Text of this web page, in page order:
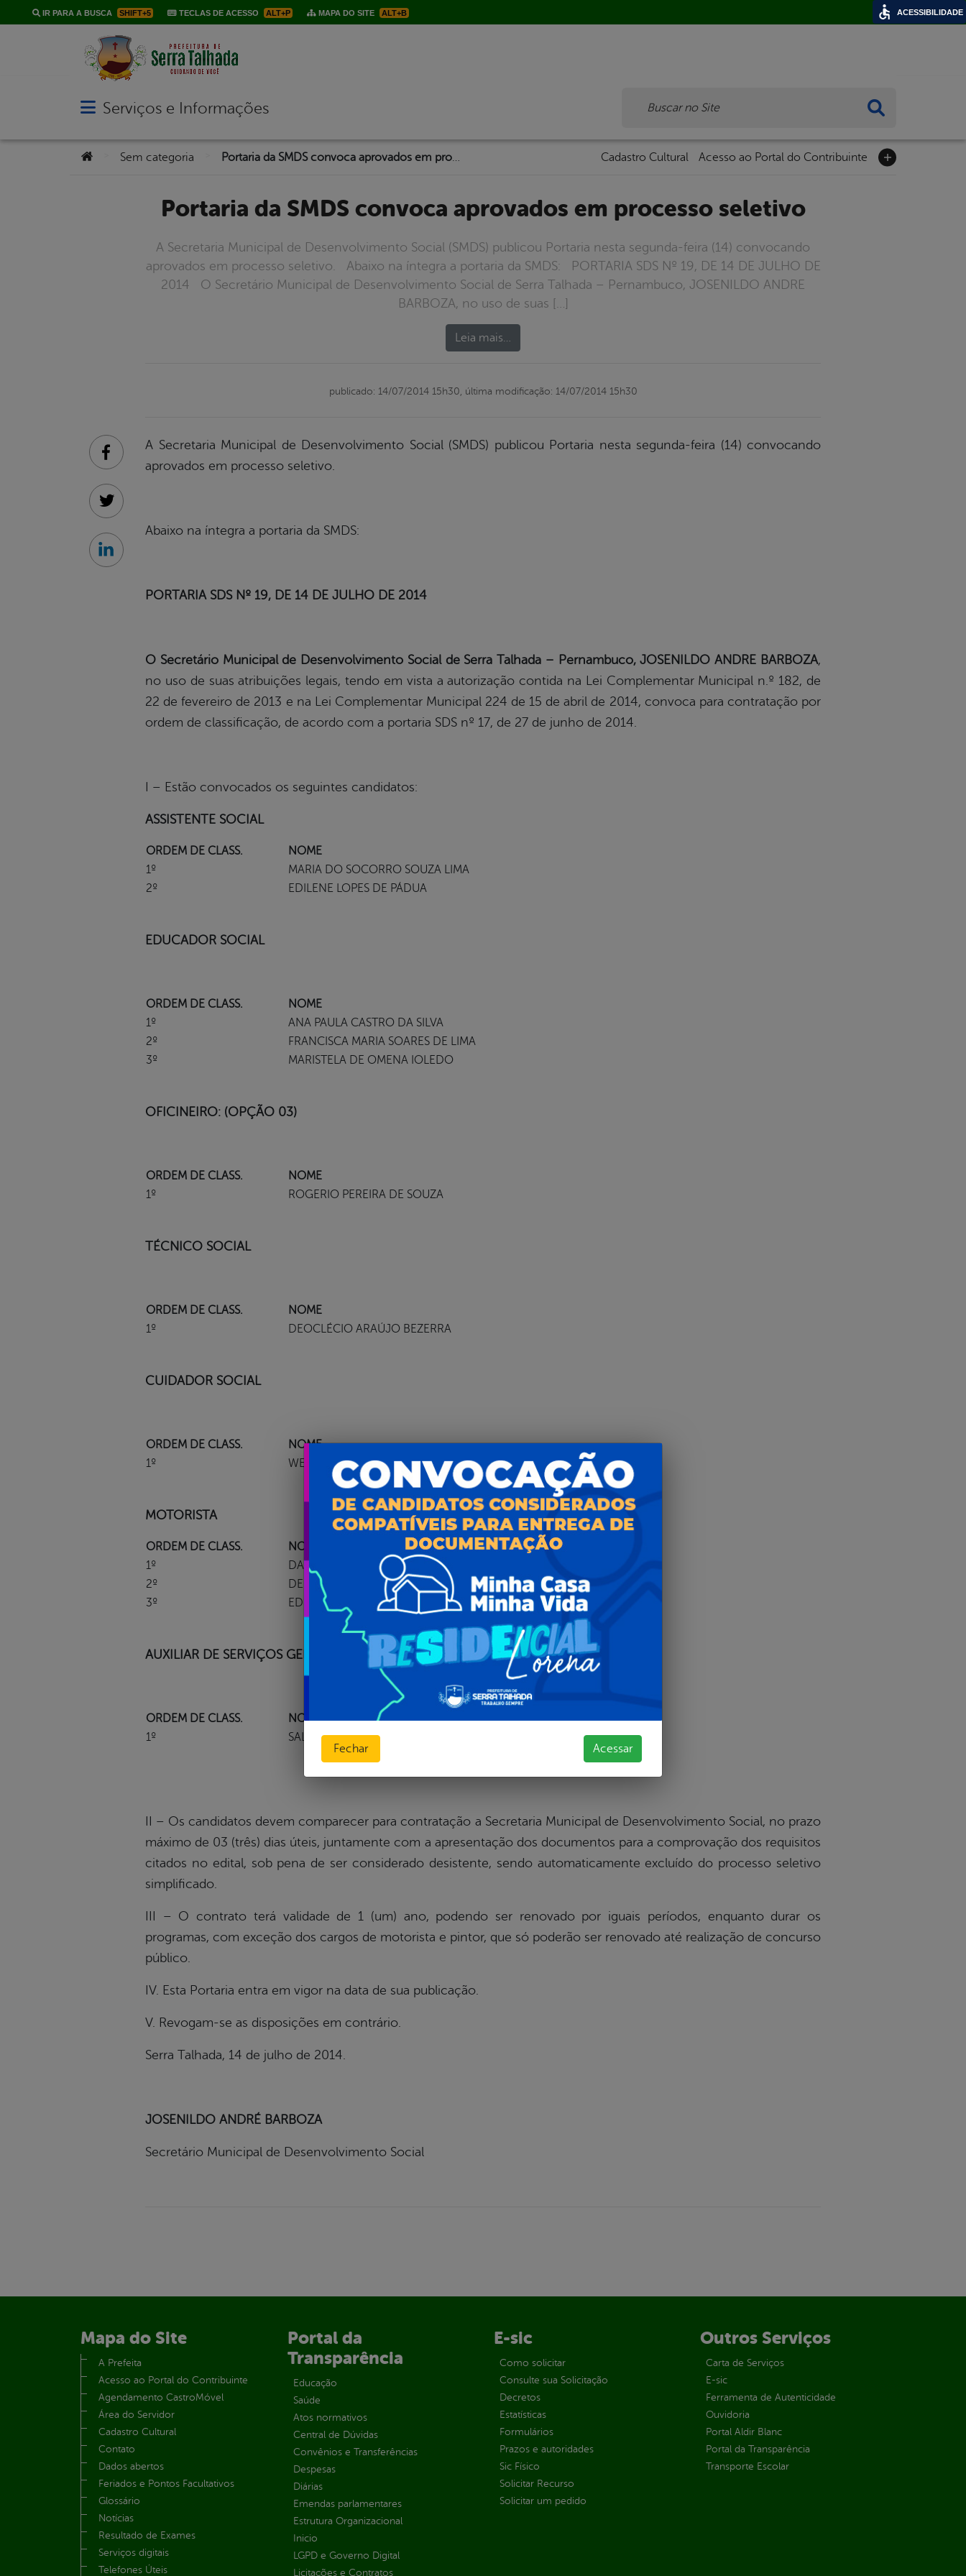
IR PARA A BUSCA SHIFT+5 TECLAS DE ACESSO ALT+P MAPA DO SITE ALT+B
Abrir menu principal de navegação
Serviços e Informações
Você está aqui:Sem categoria Cadastro Cultural Acesso ao Portal do Contribuinte
Portaria da SMDS convoca aprovados em processo seletivo
A Secretaria Municipal de Desenvolvimento Social (SMDS) publicou Portaria nesta segunda-feira (14) convocando
aprovados em processo seletivo. Abaixo na íntegra a portaria da SMDS: PORTARIA SDS Nº 19, DE 14 DE JULHO DE
2014 O Secretário Municipal de Desenvolvimento Social de Serra Talhada – Pernambuco, JOSENILDO ANDRE
BARBOZA, no uso de suas […]
Leia mais…
publicado: 14/07/2014 15h30, última modificação: 14/07/2014 15h30
A Secretaria Municipal de Desenvolvimento Social (SMDS) publicou Portaria nesta segunda-feira (14) convocando
aprovados em processo seletivo.
Abaixo na íntegra a portaria da SMDS:
PORTARIA SDS Nº 19, DE 14 DE JULHO DE 2014
O Secretário Municipal de Desenvolvimento Social de Serra Talhada – Pernambuco, JOSENILDO ANDRE BARBOZA,
no uso de suas atribuições legais, tendo em vista a autorização contida na Lei Complementar Municipal n.º 182, de
22 de fevereiro de 2013 e na Lei Complementar Municipal 224 de 15 de abril de 2014, convoca para contratação por
ordem de classificação, de acordo com a portaria SDS nº 17, de 27 de junho de 2014.
I – Estão convocados os seguintes candidatos:
ASSISTENTE SOCIAL
ORDEM DE CLASS.
NOME
1º
MARIA DO SOCORRO SOUZA LIMA
2º
EDILENE LOPES DE PÁDUA
EDUCADOR SOCIAL
ORDEM DE CLASS.
NOME
1º
ANA PAULA CASTRO DA SILVA
2º
FRANCISCA MARIA SOARES DE LIMA
3º
MARISTELA DE OMENA IOLEDO
OFICINEIRO: (OPÇÃO 03)
ORDEM DE CLASS.
NOME
1º
ROGERIO PEREIRA DE SOUZA
TÉCNICO SOCIAL
ORDEM DE CLASS.
NOME
1º
DEOCLÉCIO ARAÚJO BEZERRA
CUIDADOR SOCIAL
ORDEM DE CLASS.
NOME
1º
WENNYO ANDRE CARVALHO DE LIMA
MOTORISTA
ORDEM DE CLASS.
NOME
1º
DANILO DE SOUZA SILVA
2º
DELMO DHANILO CORDEIRO CONSTANTINO
3º
EDMILSON INACIO DA SILVA
AUXILIAR DE SERVIÇOS GERAIS – CAUD
ORDEM DE CLASS.
NOME
1º
SALETE VALDEVINO DA SILVA OLIVEIRA
II – Os candidatos devem comparecer para contratação a Secretaria Municipal de Desenvolvimento Social, no prazo
máximo de 03 (três) dias úteis, juntamente com a apresentação dos documentos para a comprovação dos requisitos
citados no edital, sob pena de ser considerado desistente, sendo automaticamente excluído do processo seletivo
simplificado.
III – O contrato terá validade de 1 (um) ano, podendo ser renovado por iguais períodos, enquanto durar os
programas, com exceção dos cargos de motorista e pintor, que só poderão ser renovado até realização de concurso
público.
IV. Esta Portaria entra em vigor na data de sua publicação.
V. Revogam-se as disposições em contrário.
Serra Talhada, 14 de julho de 2014.
JOSENILDO ANDRÉ BARBOZA
Secretário Municipal de Desenvolvimento Social
Facebook
Twitter
Linkedin
Mapa do Site
A Prefeita
Acesso ao Portal do Contribuinte
Agendamento CastroMóvel
Área do Servidor
Cadastro Cultural
Contato
Dados abertos
Feriados e Pontos Facultativos
Glossário
Notícias
Resultado de Exames
Serviços digitais
Telefones Úteis
Portal da
Transparência
Educação
Saúde
Atos normativos
Central de Dúvidas
Convênios e Transferências
Despesas
Diárias
Emendas parlamentares
Estrutura Organizacional
Inicio
LGPD e Governo Digital
Licitações e Contratos
E-sic
Como solicitar
Consulte sua Solicitação
Decretos
Estatísticas
Formulários
Prazos e autoridades
Sic Físico
Solicitar Recurso
Solicitar um pedido
Outros Serviços
Carta de Serviços
E-sic
Ferramenta de Autenticidade
Ouvidoria
Portal Aldir Blanc
Portal da Transparência
Transporte Escolar
Fechar Acessar
ACESSIBILIDADE